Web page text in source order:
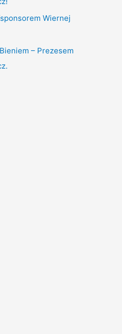
Wiernej
– Prezesem